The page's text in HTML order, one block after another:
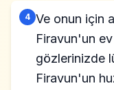
4 Ve onun için
Firavun'un
gözlerinizde
Firavun'un